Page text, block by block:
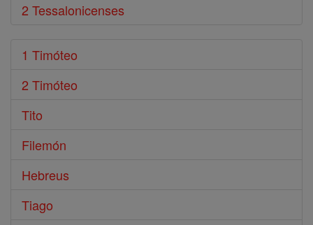
2 Tessalonicenses
1 Timóteo
2 Timóteo
Tito
Filemón
Hebreus
Tiago